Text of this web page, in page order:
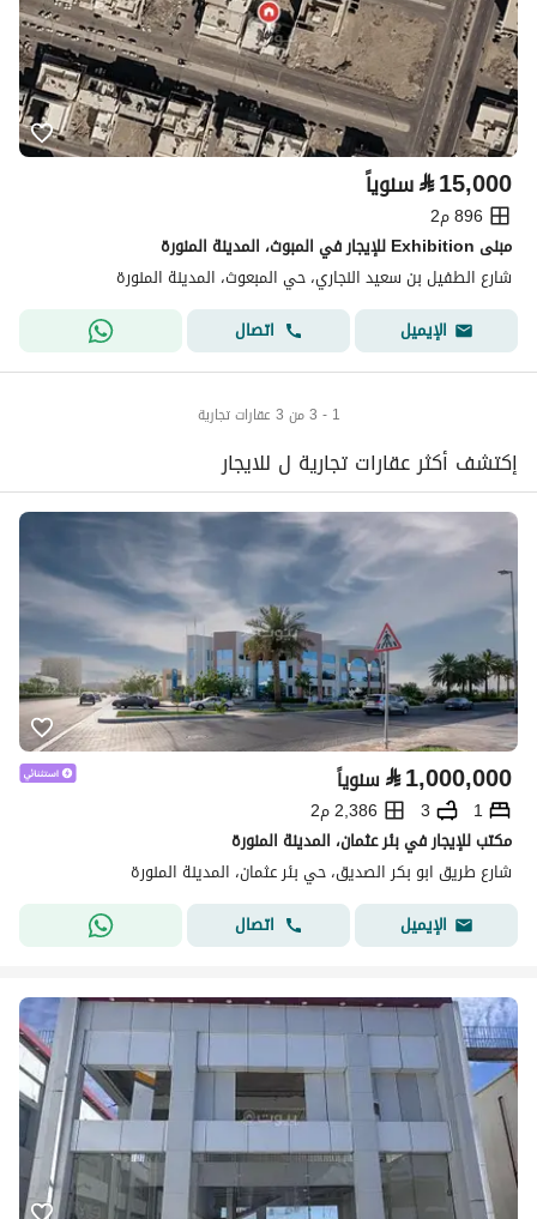
⃁15,000 سنوياً
896 م2
مبنى Exhibition للإيجار في المبوث، المدينة المنورة
شارع الطفيل بن سعيد النجاري، حي المبعوث، المدينة المنورة
الإيميل
اتصال
1 - 3 من 3 عقارات تجارية
إكتشف أكثر عقارات تجارية ل للايجار
⃁1,000,000 سنوياً
1
3
2,386 م2
مكتب للإيجار في بئر عثمان، المدينة المنورة
شارع طريق ابو بكر الصديق، حي بئر عثمان، المدينة المنورة
الإيميل
اتصال